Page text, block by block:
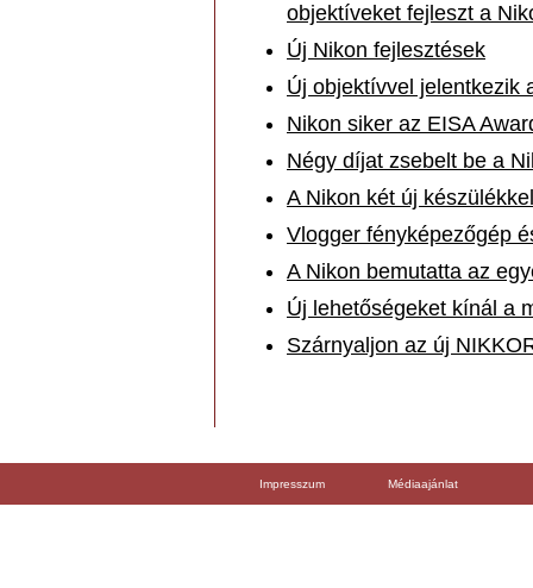
objektíveket fejleszt a
Új Nikon fejlesztések
Új objektívvel jelentkezik
Nikon siker az EISA
Négy díjat zsebelt be a
A Nikon két új
Vlogger fényképezőgép
A Nikon bemutatta az
Új lehetőségeket kínál a
Szárnyaljon az új
Impresszum Médiaajánlat